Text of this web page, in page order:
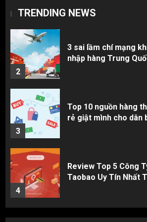
TRENDING NEWS
1
2
3 sai lầm chí mạng
nhập hàng Trung
3
Top 10 nguồn hàng
rẻ giật mình cho dân
4
Review Top 5 Công
Taobao Uy Tín Nhất